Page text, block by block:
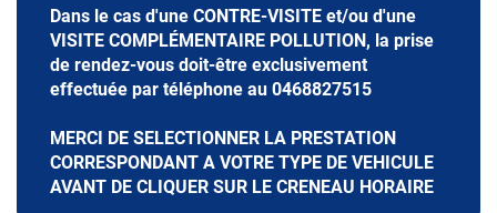
Dans le cas d'une CONTRE-VISITE et/ou d'une
VISITE COMPLÉMENTAIRE POLLUTION, la prise
de rendez-vous doit-être exclusivement
effectuée par téléphone au 0468827515
MERCI DE SELECTIONNER LA PRESTATION
CORRESPONDANT A VOTRE TYPE DE VEHICULE
AVANT DE CLIQUER SUR LE CRENEAU HORAIRE